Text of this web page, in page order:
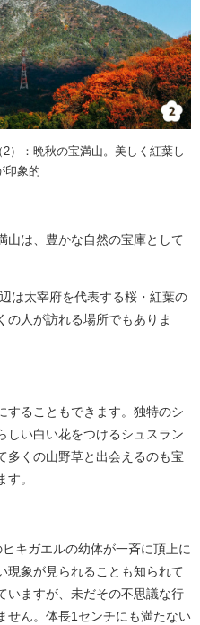
）：晩秋の宝満山。美しく紅葉し
印象的
は、豊かな自然の宝庫として
は太宰府を代表する桜・紅葉の
の人が訪れる場所でもありま
ることもできます。独特のシ
しい白い花をつけるシュスラン
多くの山野草と出会えるのも宝
。
キガエルの幼体が一斉に頂上に
現象が見られることも知られて
いますが、未だその不思議な行
せん。体長1センチにも満たない